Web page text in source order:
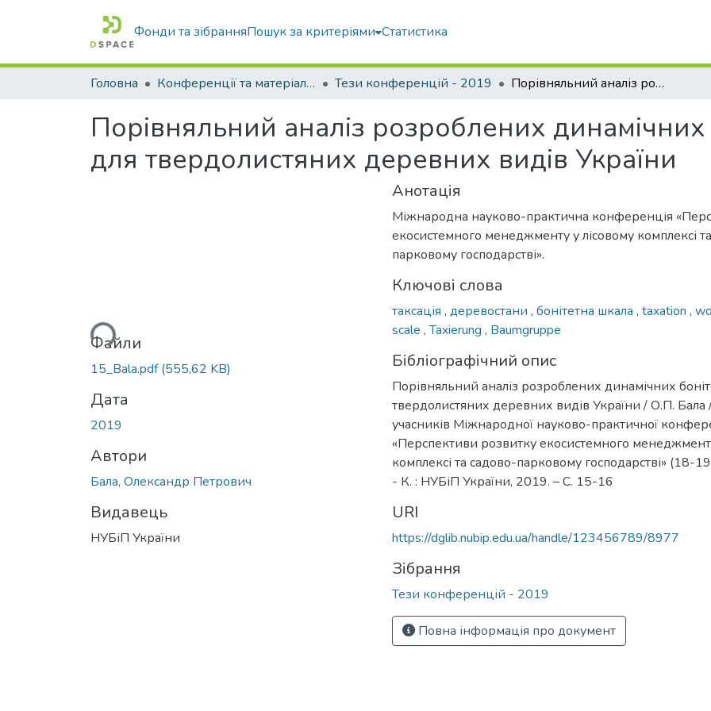
Фонди та зібранняПошук за критеріями Статистика
Головна Конференції та матеріали конференцій Тези конференцій - 2019 Порівняльний аналіз розроблених динамічних бонітетних шкал для твердолистяних деревних видів України
Порівняльний аналіз розроблених
для твердолистяних деревних видів України
Вантажиться...Файли
15_Bala.pdf(555,62 KB)
Дата
2019
Автори
Бала, Олександр Петрович
Видавець
НУБіП України
Анотація
Міжнародна науково-практична конференція
екосистемного менеджменту у лісовому комплексі
парковому господарстві».
Ключові слова
таксація , деревостани , бонітетна шкала , taxation ,
scale ,Taxierung , Baumgruppe
Бібліографічний опис
Порівняльний аналіз розроблених динамічних
твердолистяних деревних видів України / О.П. Бала
учасників Міжнародної науково-практичної
«Перспективи розвитку екосистемного
комплексі та садово-парковому господарстві» (18-
- К. : НУБіП України, 2019. – С. 15-16
URI
https://dglib.nubip.edu.ua/handle/123456789/8977
Зібрання
Тези конференцій - 2019
Повна інформація про документ